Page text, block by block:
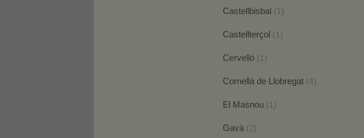
Castellbisbal (1)
Castellterçol (1)
Cervelló (1)
Cornellà de Llobregat (4)
El Masnou (1)
Gavà (2)